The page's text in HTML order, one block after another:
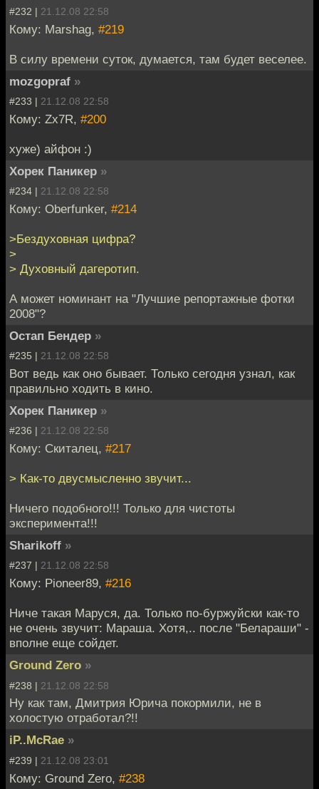
#232 | 21.12.08 22:58
Кому: Marshag, #219
В силу времени суток, думается, там будет веселее.
mozgopraf »
#233 | 21.12.08 22:58
Кому: Zx7R, #200
хуже) айфон :)
Хорек Паникер »
#234 | 21.12.08 22:58
Кому: Oberfunker, #214
>Бездуховная цифра?
>
> Духовный дагеротип.
А может номинант на "Лучшие репортажные фотки
2008"?
Остап Бендер »
#235 | 21.12.08 22:58
Вот ведь как оно бывает. Только сегодня узнал, как
правильно ходить в кино.
Хорек Паникер »
#236 | 21.12.08 22:58
Кому: Скиталец, #217
> Как-то двусмысленно звучит...
Ничего подобного!!! Только для чистоты
эксперимента!!!
Sharikoff »
#237 | 21.12.08 22:58
Кому: Pioneer89, #216
Ниче такая Маруся, да. Только по-буржуйски как-то
не очень звучит: Мараша. Хотя,.. после "Белараши" -
вполне еще сойдет.
Ground Zero »
#238 | 21.12.08 22:58
Ну как там, Дмитрия Юрича покормили, не в
холостую отработал?!!
iP..McRae »
#239 | 21.12.08 23:01
Кому: Ground Zero, #238